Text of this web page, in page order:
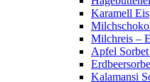
Karamell Eis
Milchreis –
Apfel
Kalamansi